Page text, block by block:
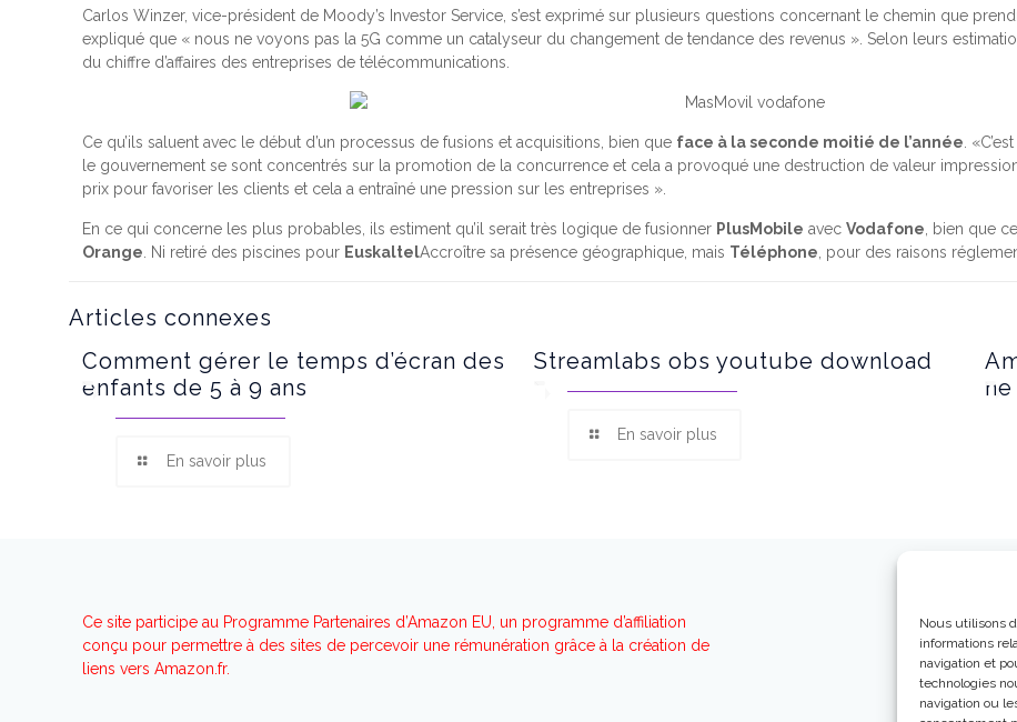
Nous utilisons
informations
navigation et
technologies
navigation ou
Carlos Winzer, vice-président de Moody’s Investor Service, s’est exprimé sur plusieurs questions concernant le chemin que
expliqué que « nous ne voyons pas la 5G comme un catalyseur du changement de tendance des revenus ». Selon leurs
du chiffre d’affaires des entreprises de télécommunications.
Ce qu’ils saluent avec le début d’un processus de fusions et acquisitions, bien que face à la seconde moitié de l’année .
le gouvernement se sont concentrés sur la promotion de la concurrence et cela a provoqué une destruction de valeur
prix pour favoriser les clients et cela a entraîné une pression sur les entreprises ».
En ce qui concerne les plus probables, ils estiment qu’il serait très logique de fusionner PlusMobile avecVodafone , bien que
Orange . Ni retiré des piscines pour EuskaltelAccroître sa présence géographique, mais Téléphone , pour des raisons
Articles connexes
Comment gérer le temps d’écran des
enfants de 5 à 9 ans
En savoir plus
Streamlabs obs youtube download
En savoir plus
Ce site participe au Programme Partenaires d’Amazon EU, un programme d’affiliation
conçu pour permettre à des sites de percevoir une rémunération grâce à la création de
liens vers Amazon.fr.